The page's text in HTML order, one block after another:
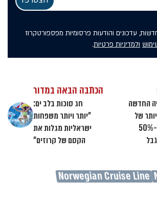
עדכונים והודעות פרסומיות מפספורטקרוז
ולמדיניות פרטיות.
החדשה
של
NCL: עכשיו ב-50%
הכתבה הבאה במדור
חג סוכות בלב ים:
"יותר ויותר משפחות
ישראליות מגלות את
הקסם של קרוזים"
Norwegian Cruise Line